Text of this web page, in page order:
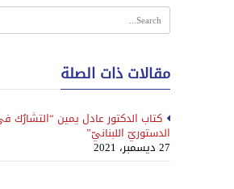
مقالات ذات الصلة
كتاب الدكتور عادل يمين “التشَارُك
الدستوريّ اللبنانيّ”
27 ديسمبر، 2021